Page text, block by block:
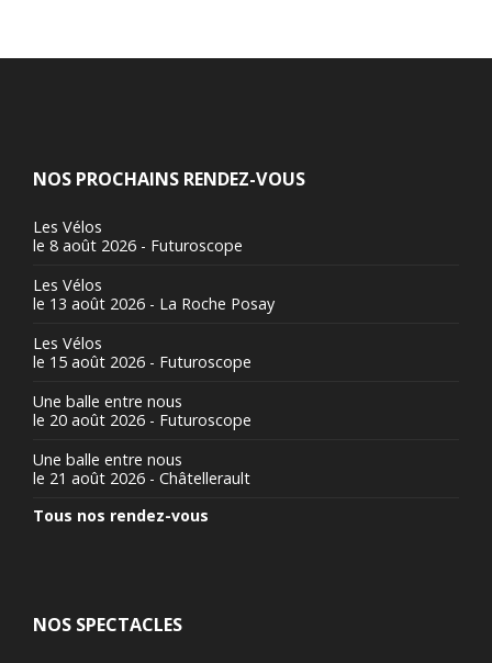
NOS PROCHAINS RENDEZ-VOUS
Les Vélos
le 8 août 2026 - Futuroscope
Les Vélos
le 13 août 2026 - La Roche Posay
Les Vélos
le 15 août 2026 - Futuroscope
Une balle entre nous
le 20 août 2026 - Futuroscope
Une balle entre nous
le 21 août 2026 - Châtellerault
Tous nos rendez-vous
NOS SPECTACLES